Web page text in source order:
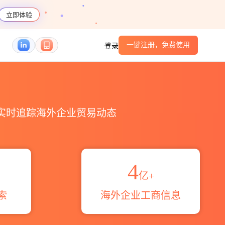
立即体验
登录 一键注册，免费使用
时追踪海外企业贸易动态
4亿+
海外企业工商信息